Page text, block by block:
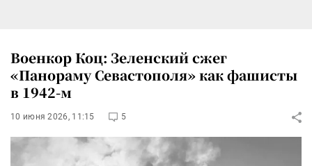
Военкор Коц: Зеленский сжег
«Панораму Севастополя» как фашисты
в 1942-м
10 июня 2026, 11:15 5